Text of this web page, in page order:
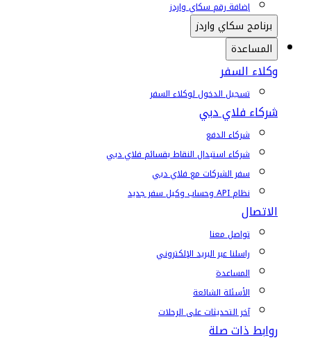
إضافة رقم سكاي واردز
برنامج سكاي واردز
المساعدة
وكلاء السفر
تسجيل الدخول لوكلاء السفر
شركاء فلاي دبي
شركاء الدفع
شركاء استبدال النقاط بقسائم فلاي دبي
سفر الشركات مع فلاي دبي
نظام API وحساب وكيل سفر جديد
الاتصال
تواصل معنا
راسلنا عبر البريد الإلكتروني
المساعدة
الأسئلة الشائعة
آخر التحديثات على الرحلات
روابط ذات صلة